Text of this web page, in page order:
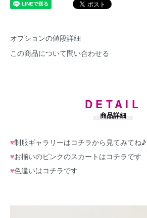
オプションの値段詳細
この商品について問い合わせる
DETAIL
商品詳細
♥制服ギャラリーはコチラから 見てみてね♪
♥お揃いのピンクのスカートはコチラです
♥色違いはコチラです